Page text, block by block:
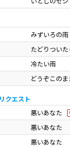
みずいろの雨
たどりつい
冷たい雨
どうぞこのま
クエスト
悪いあなた
悪いあなた
悪いあなた